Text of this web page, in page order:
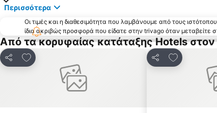
Περισσότερα
Οι τιμές και η διαθεσιμότητα που λαμβάνουμε από τους
ίδια ακριβώς προσφορά που είδατε στην trivago όταν μεταβείτε
Από τα κορυφαίας κατάταξης Hotels
Κοινοποίηση
Προσθήκη στα αγαπημένα
Κοινοποίηση
Προσθήκη